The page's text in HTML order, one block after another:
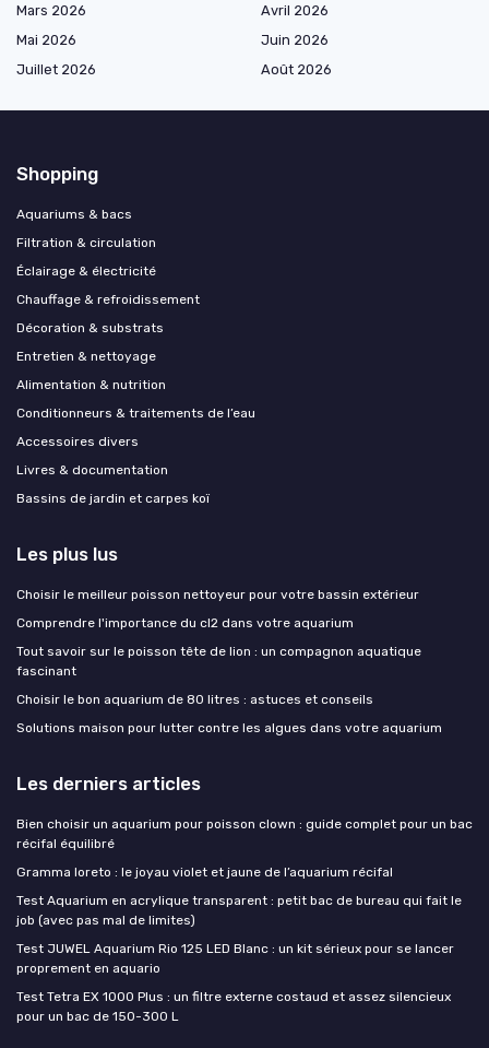
Mars 2026
Avril 2026
Mai 2026
Juin 2026
Juillet 2026
Août 2026
Shopping
Aquariums & bacs
Filtration & circulation
Éclairage & électricité
Chauffage & refroidissement
Décoration & substrats
Entretien & nettoyage
Alimentation & nutrition
Conditionneurs & traitements de l’eau
Accessoires divers
Livres & documentation
Bassins de jardin et carpes koï
Les plus lus
Choisir le meilleur poisson nettoyeur pour votre bassin extérieur
Comprendre l'importance du cl2 dans votre aquarium
Tout savoir sur le poisson tête de lion : un compagnon aquatique
fascinant
Choisir le bon aquarium de 80 litres : astuces et conseils
Solutions maison pour lutter contre les algues dans votre aquarium
Les derniers articles
Bien choisir un aquarium pour poisson clown : guide complet pour un bac
récifal équilibré
Gramma loreto : le joyau violet et jaune de l’aquarium récifal
Test Aquarium en acrylique transparent : petit bac de bureau qui fait le
job (avec pas mal de limites)
Test JUWEL Aquarium Rio 125 LED Blanc : un kit sérieux pour se lancer
proprement en aquario
Test Tetra EX 1000 Plus : un filtre externe costaud et assez silencieux
pour un bac de 150-300 L